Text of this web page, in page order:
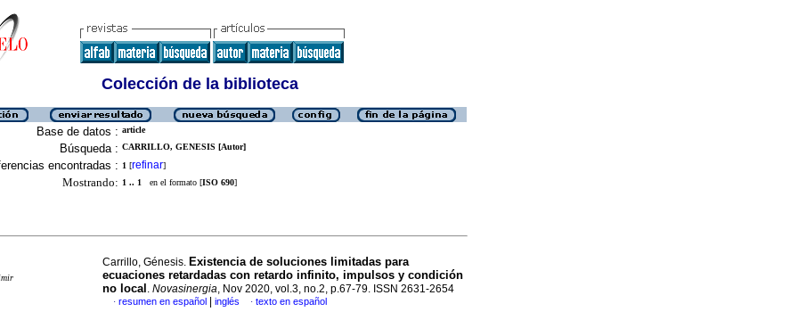
Colección de la biblioteca
Base de datos : article
Búsqueda : CARRILLO, GENESIS [Autor]
encontradas : 1 [refinar]
Mostrando: 1 .. 1 en el formato [ISO 690]
Carrillo, Génesis. Existencia de soluciones limitadas para
ecuaciones retardadas con retardo infinito, impulsos y condición
no local . Novasinergia, Nov 2020, vol.3, no.2, p.67-79. ISSN 2631-2654
· resumen en español inglés · texto en español